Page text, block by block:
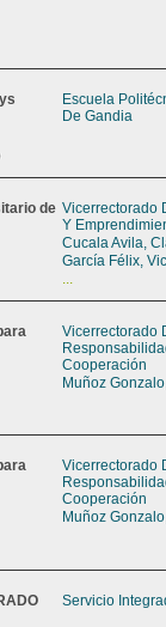
Escuela
De Gandia
de Vicerrectorado
Y
Cucala Avila,
García Félix,
...
Vicerrectorado
Cooperación
Muñoz
Vicerrectorado
Cooperación
Muñoz
Servicio